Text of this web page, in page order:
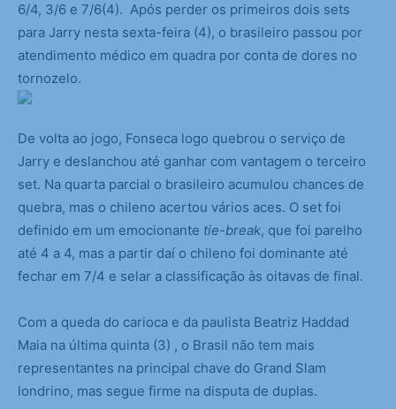
6/4, 3/6 e 7/6(4). Após perder os primeiros dois sets
para Jarry nesta sexta-feira (4), o brasileiro passou por
atendimento médico em quadra por conta de dores no
tornozelo.
De volta ao jogo, Fonseca logo quebrou o serviço de
Jarry e deslanchou até ganhar com vantagem o terceiro
set. Na quarta parcial o brasileiro acumulou chances de
quebra, mas o chileno acertou vários aces. O set foi
definido em um emocionante tie-break, que foi parelho
até 4 a 4, mas a partir daí o chileno foi dominante até
fechar em 7/4 e selar a classificação às oitavas de final.
Com a queda do carioca e da paulista Beatriz Haddad
Maia na última quinta (3) , o Brasil não tem mais
representantes na principal chave do Grand Slam
londrino, mas segue firme na disputa de duplas.